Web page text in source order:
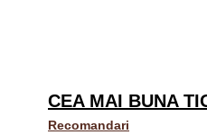
CEA MAI BUNA
Recomandari